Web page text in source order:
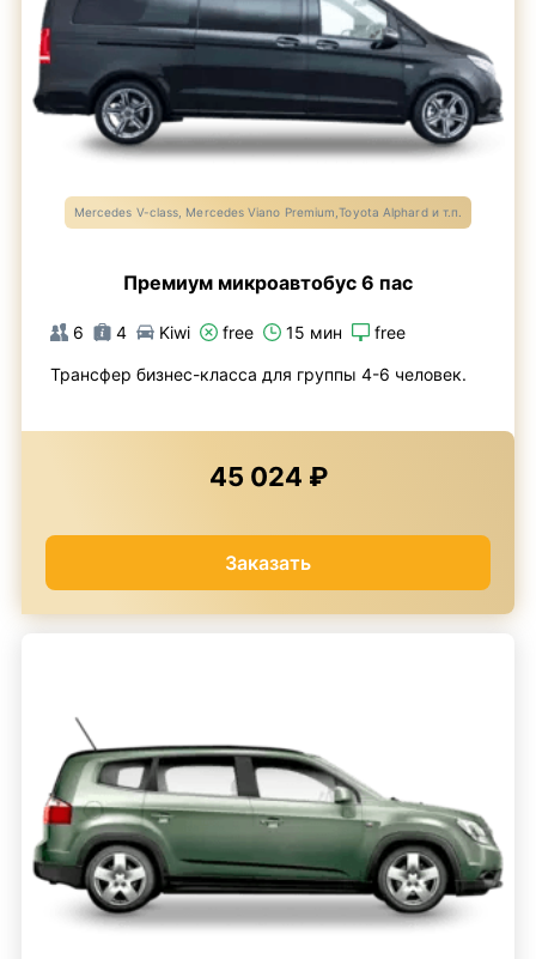
Mercedes V-class, Mercedes Viano Premium,Toyota Alphard и т.п.
Премиум микроавтобус 6 пас
6 4 Kiwi free 15 мин free
Трансфер бизнес-класса для группы 4-6 человек.
45 024 ₽
Заказать